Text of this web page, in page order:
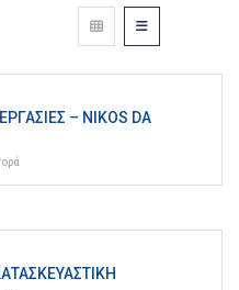
– NIKOS DA